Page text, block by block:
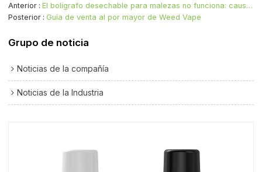
Anterior
El bolígrafo desechable para malezas no funciona: causas y soluciones.
Posterior
Guía de venta al por mayor de Weed Vape
Grupo de noticia
Noticias de la compañía
Noticias de la Industria